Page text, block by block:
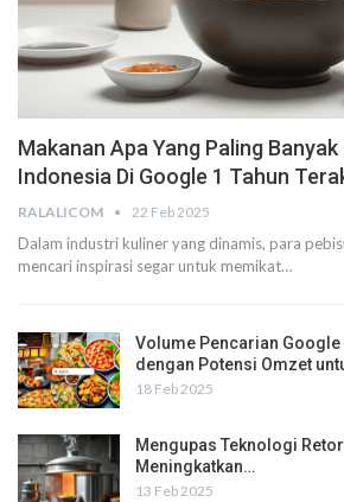
Makanan Apa Yang Paling Banyak
Indonesia Di Google 1 Tahun
RALALICOM 22 Feb 2025
Dalam industri kuliner yang dinamis, para
mencari inspirasi segar untuk memikat…
Volume Pencarian Google
dengan Potensi Omzet
18 Feb 2025
Mengupas Teknologi
Meningkatkan…
13 Feb 2025